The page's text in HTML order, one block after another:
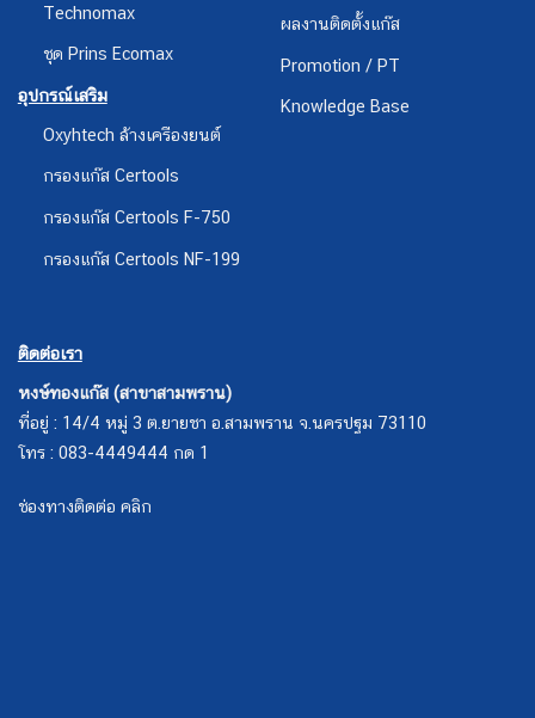
Technomax
ชุด Prins Ecomax
อุปกรณ์เสริม
Oxyhtech ล้างเครืองยนต์
กรองแก๊ส Certools
กรองแก๊ส Certools F-750
กรองแก๊ส Certools NF-199
ผลงานติดตั้งแก๊ส
Promotion / PT
Knowledge Base
ติดต่อเรา
หงษ์ทองแก๊ส (สาขาสามพราน)
ที่อยู่ : 14/4 หมู่ 3 ต.ยายชา อ.สามพราน จ.นครปฐม 73110
โทร : 083-4449444 กด 1
ช่องทางติดต่อ คลิก